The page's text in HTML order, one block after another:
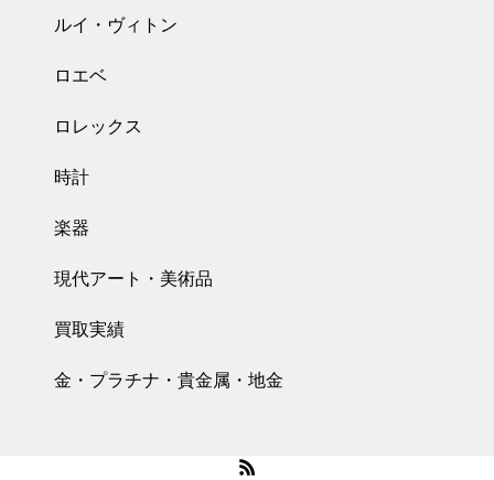
ルイ・ヴィトン
ロエベ
ロレックス
時計
楽器
現代アート・美術品
買取実績
金・プラチナ・貴金属・地金